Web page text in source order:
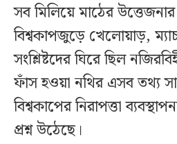
সব মিলিয়ে মাঠের
বিশ্বকাপজুড়ে খেলোয়াড়,
সংশ্লিষ্টদের ঘিরে ছিল
ফাঁস হওয়া নথির এসব তথ্য
বিশ্বকাপের নিরাপত্তা
প্রশ্ন উঠেছে।